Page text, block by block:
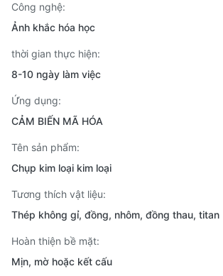
Công nghệ:
Ảnh khắc hóa học
thời gian thực hiện:
8-10 ngày làm việc
Ứng dụng:
CẢM BIẾN MÃ HÓA
Tên sản phẩm:
Chụp kim loại kim loại
Tương thích vật liệu:
Thép không gỉ, đồng, nhôm, đồng thau, titan
Hoàn thiện bề mặt:
Mịn, mờ hoặc kết cấu